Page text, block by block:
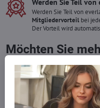
Werden Sie Teil
Werden Sie Teil von
Mitgliedervorteil bei
Der Vorteil wird
Möchten Sie
Zögern Sie nicht, uns zu
wieder auf!
info​​@everlady​​.eu